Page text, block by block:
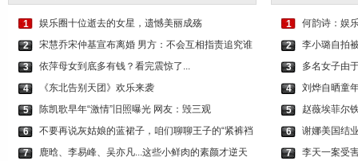
1
娱乐圈十位逝去的女星，遗憾美丽成殇
2
宋慧乔宋仲基宣布离婚 男方：不会互相指责追究谁
3
依萍母女到底多有钱？看完震惊了...
4
《东北告别天团》欢乐来袭
5
陈凯歌早年“激情”旧照曝光 网友：毁三观
6
不要再说灰姑娘的蓝裙子，咱们聊聊王子的“紧裤裆
7
鹿晗、李易峰、吴亦凡...这些小鲜肉的素颜才逆天
1
何韵诗：娱
2
李小璐自拍
3
多名女子由
4
刘烨自晒童
5
赵薇埃菲尔
6
谢娜美国结
7
李天一案受